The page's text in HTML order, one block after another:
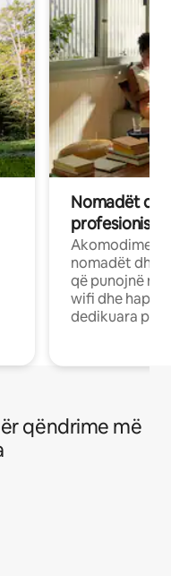
Nomadët
Akomodime
nomadët dhe
që punojnë në
wifi dhe
dedikuara
qëndrime më